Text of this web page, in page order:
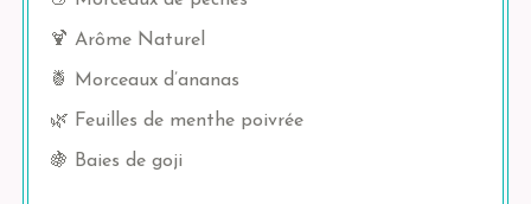
🍹 Arôme Naturel
🍍 Morceaux d’ananas
🌿 Feuilles de menthe poivrée
🍇 Baies de goji